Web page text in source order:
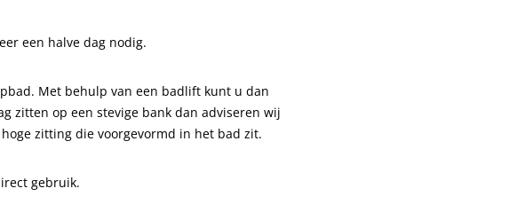
een halve dag nodig.
Met behulp van een badlift kunt u dan
zitten op een stevige bank dan adviseren wij
zitting die voorgevormd in het bad zit.
gebruik.